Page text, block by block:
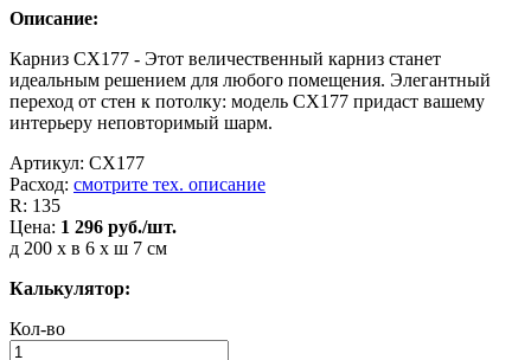
Описание:
Карниз CX177 - Этот величественный карниз станет
идеальным решением для любого помещения. Элегантный
переход от стен к потолку: модель CX177 придаст вашему
интерьеру неповторимый шарм.
Артикул: CX177
Расход: смотрите тех. описание
R: 135
Цена: 1 296 руб./шт.
д 200 x в 6 x ш 7 см
Калькулятор:
Кол-во